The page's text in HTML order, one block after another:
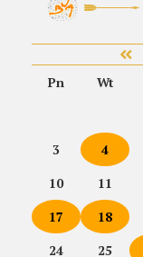
Pn Wt
3
4
10
11
17
18
24
25